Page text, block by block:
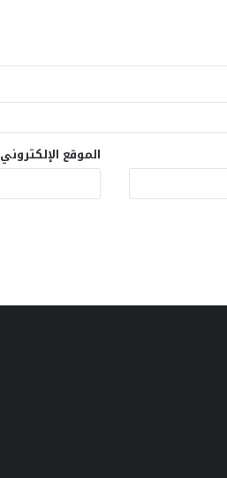
الموقع الإلكتروني